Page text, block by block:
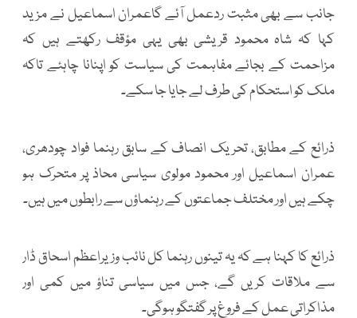
جانب سے بھی مثبت ردعمل آئے گاعمران اسماعیل نے مزید
کہا کہ شاہ محمود قریشی بھی یہی مؤقف رکھتے ہیں کہ
مزاحمت کے بجائے مفاہمت کی سیاست کو اپنانا چاہئے تاکہ
ملک کو استحکام کی طرف لے جایا جا سکے۔
ذرائع کے مطابق، تحریک انصاف کے سابق رہنما فواد چودھری،
عمران اسماعیل اور محمود مولوی سیاسی محاذ پر متحرک ہو
چکے ہیں اور مختلف جماعتوں کے رہنماؤں سے رابطوں میں ہیں۔
ذرائع کا کہنا ہے کہ یہ تینوں رہنما کل نائب وزیراعظم اسحاق ڈار
سے ملاقات کریں گے، جس میں سیاسی تناؤ میں کمی اور
مذاکراتی عمل کے فروغ پر گفتگو ہوگی۔